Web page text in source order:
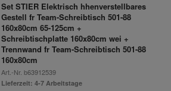
Set STIER Elektrisch hhenverstellbares
Gestell fr Team-Schreibtisch 501-88
160x80cm 65-125cm +
Schreibtischplatte 160x80cm wei +
Trennwand fr Team-Schreibtisch 501-88
160x80cm
Art.-Nr. b63912539
Lieferzeit: 4-7 Arbeitstage